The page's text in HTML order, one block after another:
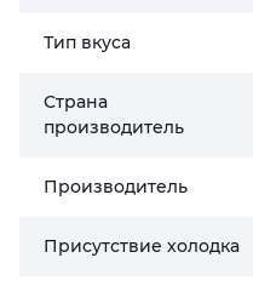
Тип вкуса
Страна
производитель
Производитель
Присутствие холодка